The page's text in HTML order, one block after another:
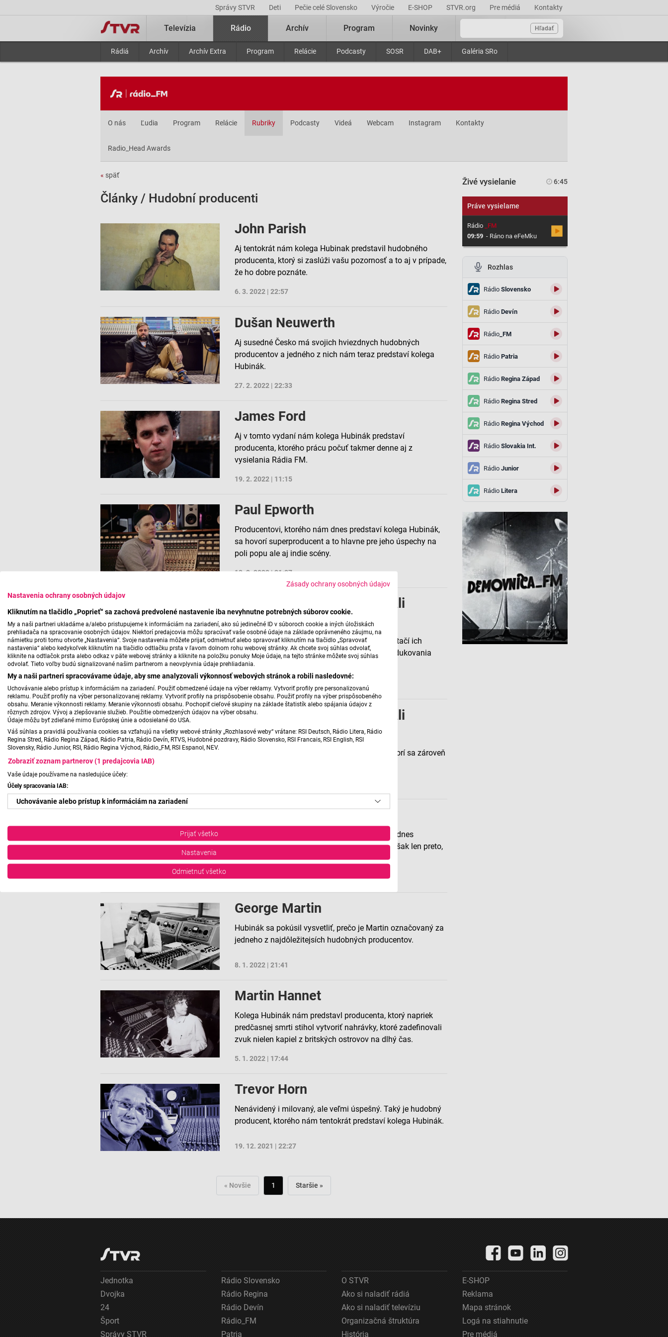
Zásady ochrany osobných údajov
Nastavenia ochrany osobných údajov
Kliknutím na tlačidlo „Poprieť“ sa zachová predvolené nastavenie iba nevyhnutne potrebných súborov cookie.
My a naši partneri ukladáme a/alebo pristupujeme k informáciám na zariadení, ako sú jedinečné ID v súboroch cookie a iných úložiskách
prehliadača na spracovanie osobných údajov. Niektorí predajcovia môžu spracúvať vaše osobné údaje na základe oprávneného záujmu, na
námietku proti tomu otvorte „Nastavenia“. Svoje nastavenia môžete prijať, odmietnuť alebo spravovať kliknutím na tlačidlo „Spravovať
nastavenia“ alebo kedykoľvek kliknutím na tlačidlo odtlačku prsta v ľavom dolnom rohu webovej stránky. Ak chcete svoj súhlas odvolať,
kliknite na odtlačok prsta alebo odkaz v päte webovej stránky a kliknite na položku ponuky Moje údaje, na tejto stránke môžete svoj súhlas
odvolať. Tieto voľby budú signalizované našim partnerom a neovplyvnia údaje prehliadania.
My a naši partneri spracovávame údaje, aby sme analyzovali výkonnosť webových stránok a robili nasledovné:
Uchovávanie alebo prístup k informáciám na zariadení. Použiť obmedzené údaje na výber reklamy. Vytvoriť profily pre personalizovanú
reklamu. Použiť profily na výber personalizovanej reklamy. Vytvoriť profily na prispôsobenie obsahu. Použiť profily na výber prispôsobeného
obsahu. Meranie výkonnosti reklamy. Meranie výkonnosti obsahu. Pochopiť cieľové skupiny na základe štatistík alebo spájania údajov z
rôznych zdrojov. Vývoj a zlepšovanie služieb. Použitie obmedzených údajov na výber obsahu.
Údaje môžu byť zdieľané mimo Európskej únie a odosielané do USA.
Váš súhlas a pravidlá používania cookies sa vzťahujú na všetky webové stránky „Rozhlasové weby“ vrátane: RSI Deutsch, Rádio Litera, Rádio
Regina Stred, Rádio Regina Západ, Rádio Patria, Rádio Devín, RTVS, Hudobné pozdravy, Rádio Slovensko, RSI Francais, RSI English, RSI
Slovensky, Rádio Junior, RSI, Rádio Regina Východ, Rádio_FM, RSI Espanol, NEV.
Zobraziť zoznam partnerov (1 predajcovia IAB)
Vaše údaje používame na nasledujúce účely:
Účely spracovania IAB:
Uchovávanie alebo prístup k informáciám na zariadení
Vytvoriť profily pre personalizovanú reklamu
Použiť profily na výber personalizovanej reklamy
Použiť profily na výber prispôsobeného obsahu
Meranie výkonnosti obsahu
Pochopiť cieľové skupiny na základe štatistík alebo spájania údajov z rôznych zdrojov
Použitie obmedzených údajov na výber obsahu
Používanie presných údajov o geografickej polohe
Identifikácia zariadení na základe aktívne vyžiadaných informácií
Prijať všetko
Nastavenia
Odmietnuť všetko
Správy STVR Deti Pečie celé Slovensko Výročie E-SHOP STVR.org Pre médiá Kontakty
Hľadať
Televízia Rádio
Rádiá Archív Archív Extra Program Relácie Podcasty SOSR DAB+ Galéria SRo
Archív Program Novinky
O nás Ľudia Program Relácie Rubriky Podcasty Videá Webcam Instagram Kontakty
Radio_Head Awards
« späť
Články / Hudobní producenti
John Parish
Aj tentokrát nám kolega Hubinak predstavil hudobného
producenta, ktorý si zaslúži vašu pozornosť a to aj v prípade,
že ho dobre poznáte.
6. 3. 2022 | 22:57
Dušan Neuwerth
Aj susedné Česko má svojich hviezdnych hudobných
producentov a jedného z nich nám teraz predstaví kolega
Hubinák.
27. 2. 2022 | 22:33
James Ford
Aj v tomto vydaní nám kolega Hubinák predstaví
producenta, ktorého prácu počuť takmer denne aj z
vysielania Rádia FM.
19. 2. 2022 | 11:15
Paul Epworth
Producentovi, ktorého nám dnes predstaví kolega Hubinák,
sa hovorí superproducent a to hlavne pre jeho úspechy na
poli popu ale aj indie scény.
13. 2. 2022 | 21:27
O hudobníkoch, ktorí sa stali
producentami. Časť 2.
Niektorí hudobníci su tak plní hudby, že im nestačí ich
vlastná tvorba, ale s obľubou sa vrhajú do produkovania
iných umelcov.
4. 2. 2022 | 12:41
O hudobníkoch, ktorí sa stali
producentami. Časť 1.
Hubinák nám pribíži niektorých hudobníkov, ktorí sa zároveň
Chris Thomas
Je možné, že ste o producentovi, ktorého nám dnes
predstaví kolega Hubinák, nikdy nepočuli. To však len preto,
že nemá rád sebapropagáciu.
21. 1. 2022 | 22:52
George Martin
Hubinák sa pokúsil vysvetliť, prečo je Martin označovaný za
jedneho z najdôležitejsích hudobných producentov.
8. 1. 2022 | 21:41
Martin Hannet
Kolega Hubinák nám predstavl producenta, ktorý napriek
predčasnej smrti stihol vytvoriť nahrávky, ktoré zadefinovali
zvuk nielen kapiel z britských ostrovov na dlhý čas.
5. 1. 2022 | 17:44
Trevor Horn
Nenávidený i milovaný, ale veľmi úspešný. Taký je hudobný
producent, ktorého nám tentokrát predstaví kolega Hubinák.
19. 12. 2021 | 22:27
« Novšie 1 Staršie »
Živé vysielanie 6:45
Práve vysielame
Rádio_FM
09:59 - Ráno na eFeMku
Rozhlas
RádioSlovensko
RádioDevín
Rádio_FM
RádioPatria
RádioRegina Západ
RádioRegina Stred
RádioRegina Východ
RádioSlovakia Int.
RádioJunior
RádioLitera
Jednotka
Dvojka
24
Šport
Správy STVR
Rádio Slovensko
Rádio Regina
Rádio Devín
Rádio_FM
Patria
O STVR
Ako si naladiť rádiá
Ako si naladiť televíziu
Organizačná štruktúra
História
E-SHOP
Reklama
Mapa stránok
Logá na stiahnutie
Pre médiá